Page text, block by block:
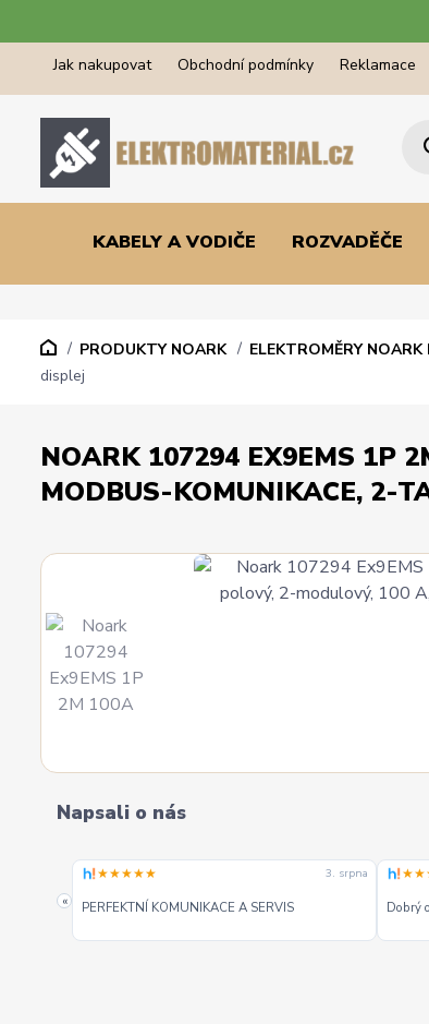
Jak nakupovat Obchodní podmínky Reklamace
KABELY A VODIČE ROZVADĚČE
PRODUKTY NOARK ELEKTROMĚRY NOARK
displej
NOARK 107294 EX9EMS 1P
MODBUS-KOMUNIKACE, 2-
Napsali o nás
«
★★★★★ 3. srpna
PERFEKTNÍ KOMUNIKACE A SERVIS Dobrý